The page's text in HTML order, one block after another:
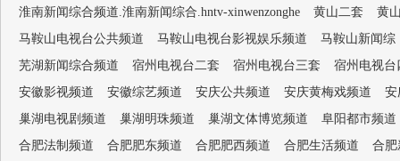
淮南新闻综合频道.淮南新闻综合.hntv-xinwenzonghe
黄山二套
黄
马鞍山电视台公共频道
马鞍山电视台影视娱乐频道
马鞍山新闻综
芜湖新闻综合频道
宿州电视台二套 宿州电视台三套
宿州电视台
安徽影视频道
安徽综艺频道 安庆公共频道 安庆黄梅戏频道
安
巢湖电视剧频道
巢湖明珠频道 巢湖文体博览频道
阜阳都市频道
合肥法制频道
合肥肥东频道 合肥肥西频道 合肥生活频道
合肥